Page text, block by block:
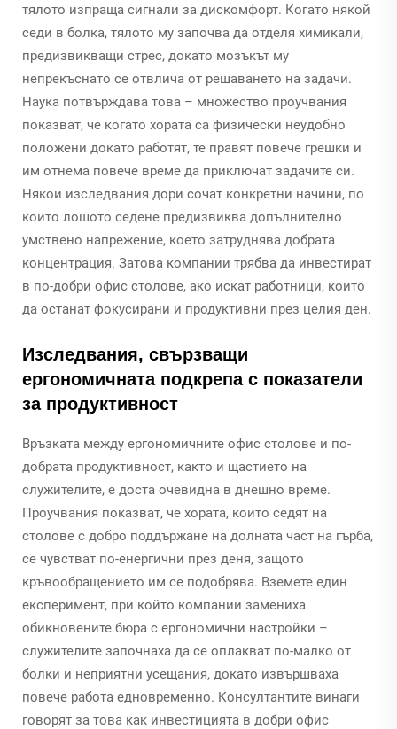
тялото изпраща сигнали за дискомфорт. Когато някой
седи в болка, тялото му започва да отделя химикали,
предизвикващи стрес, докато мозъкът му
непрекъснато се отвлича от решаването на задачи.
Наука потвърждава това – множество проучвания
показват, че когато хората са физически неудобно
положени докато работят, те правят повече грешки и
им отнема повече време да приключат задачите си.
Някои изследвания дори сочат конкретни начини, по
които лошото седене предизвиква допълнително
умствено напрежение, което затруднява добрата
концентрация. Затова компании трябва да инвестират
в по-добри офис столове, ако искат работници, които
да останат фокусирани и продуктивни през целия ден.
Изследвания, свързващи
ергономичната подкрепа с показатели
за продуктивност
Връзката между ергономичните офис столове и по-
добрата продуктивност, както и щастието на
служителите, е доста очевидна в днешно време.
Проучвания показват, че хората, които седят на
столове с добро поддържане на долната част на гърба,
се чувстват по-енергични през деня, защото
кръвообращението им се подобрява. Вземете един
експеримент, при който компании замениха
обикновените бюра с ергономични настройки –
служителите започнаха да се оплакват по-малко от
болки и неприятни усещания, докато извършваха
повече работа едновременно. Консултантите винаги
говорят за това как инвестицията в добри офис